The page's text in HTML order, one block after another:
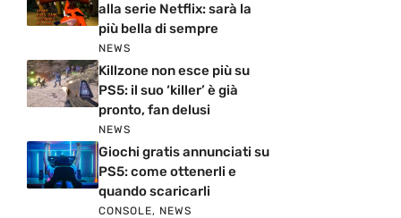
alla serie Netflix: sarà la
più bella di sempre
NEWS
Killzone non esce più su
PS5: il suo ‘killer’ è già
pronto, fan delusi
NEWS
Giochi gratis annunciati su
PS5: come ottenerli e
quando scaricarli
CONSOLE, NEWS